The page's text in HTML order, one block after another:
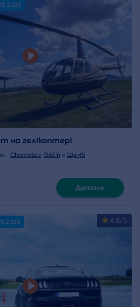
на гелікоптері
Chomutov, Děčín a Ще 45
Деталь
4.9/5